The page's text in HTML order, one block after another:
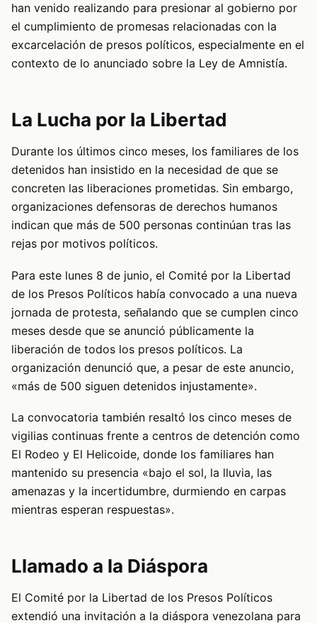
han venido realizando para presionar al gobierno por
el cumplimiento de promesas relacionadas con la
excarcelación de presos políticos, especialmente en el
contexto de lo anunciado sobre la Ley de Amnistía.
La Lucha por la Libertad
Durante los últimos cinco meses, los familiares de los
detenidos han insistido en la necesidad de que se
concreten las liberaciones prometidas. Sin embargo,
organizaciones defensoras de derechos humanos
indican que más de 500 personas continúan tras las
rejas por motivos políticos.
Para este lunes 8 de junio, el Comité por la Libertad
de los Presos Políticos había convocado a una nueva
jornada de protesta, señalando que se cumplen cinco
meses desde que se anunció públicamente la
liberación de todos los presos políticos. La
organización denunció que, a pesar de este anuncio,
«más de 500 siguen detenidos injustamente».
La convocatoria también resaltó los cinco meses de
vigilias continuas frente a centros de detención como
El Rodeo y El Helicoide, donde los familiares han
mantenido su presencia «bajo el sol, la lluvia, las
amenazas y la incertidumbre, durmiendo en carpas
mientras esperan respuestas».
Llamado a la Diáspora
El Comité por la Libertad de los Presos Políticos
extendió una invitación a la diáspora venezolana para